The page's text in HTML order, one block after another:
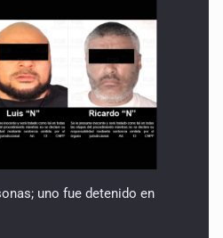
uno fue detenido en